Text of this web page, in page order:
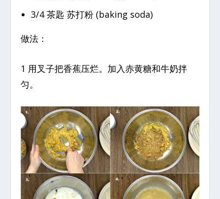
3/4 茶匙 苏打粉 (baking soda)
做法：
1 用叉子把香蕉压烂。加入赤黄糖和牛奶拌
匀。